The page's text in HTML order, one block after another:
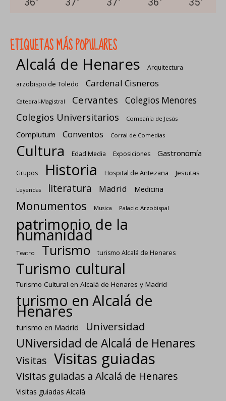
ETIQUETAS MÁS POPULARES
Alcalá de Henares
Arquitectura
arzobispo de Toledo
Cardenal Cisneros
Catedral-Magistral Cervantes Colegios Menores
Colegios Universitarios Compañía de Jesús
Complutum Conventos Corral de Comedias
Cultura Edad Media Exposiciones Gastronomía
Grupos Historia Hospital de Antezana Jesuitas
Leyendas literatura Madrid Medicina
Monumentos Musica Palacio Arzobispal
patrimonio de la
humanidad
Teatro Turismo turismo Alcalá de Henares
Turismo cultural
Turismo Cultural en Alcalá de Henares y Madrid
turismo en Alcalá de
Henares
turismo en Madrid Universidad
UNiversidad de Alcalá de Henares
Visitas Visitas guiadas
Visitas guiadas a Alcalá de Henares
Visitas guiadas Alcalá